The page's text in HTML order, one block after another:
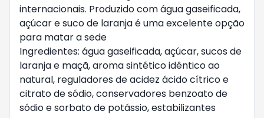
internacionais. Produzido com água gaseificada,
açúcar e suco de laranja é uma excelente opção
para matar a sede
Ingredientes: água gaseificada, açúcar, sucos de
laranja e maçã, aroma sintético idêntico ao
natural, reguladores de acidez ácido cítrico e
citrato de sódio, conservadores benzoato de
sódio e sorbato de potássio, estabilizantes